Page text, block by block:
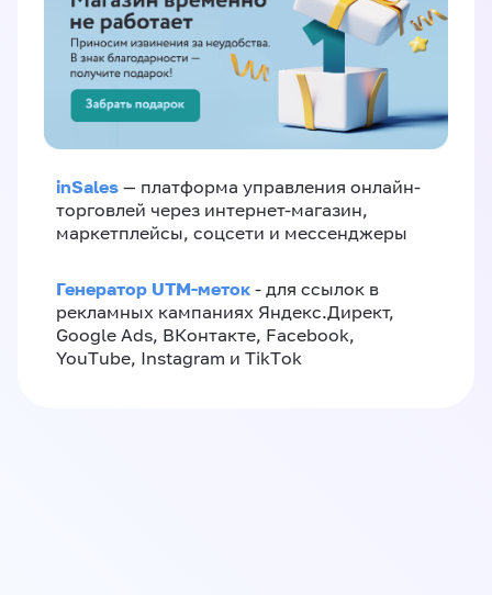
inSales — платформа управления онлайн-
торговлей через интернет-магазин,
маркетплейсы, соцсети и мессенджеры
Генератор UTM-меток - для ссылок в
рекламных кампаниях Яндекс.Директ,
Google Ads, ВКонтакте, Facebook,
YouTube, Instagram и TikTok